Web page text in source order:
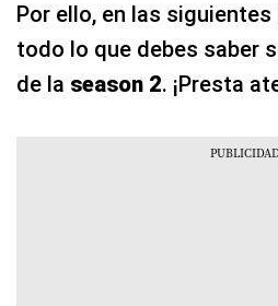
Por ello, en las
todo lo que debes saber
de la season 2. ¡Presta